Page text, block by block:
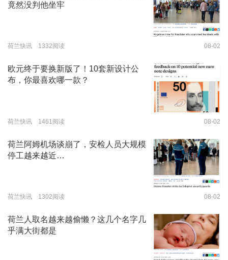
竟然没判他坐牢
荷兰快讯 1332阅读 08-02
欧元终于要换新版了！10套新设计公
布，你最喜欢哪一款？
荷兰快讯 1461阅读 08-02
荷兰阿姆机场谈崩了，安检人员大规模
停工越来越近…
荷兰快讯 1302阅读 08-02
荷兰人取名越来越偷懒？这几个名字几
乎满大街都是